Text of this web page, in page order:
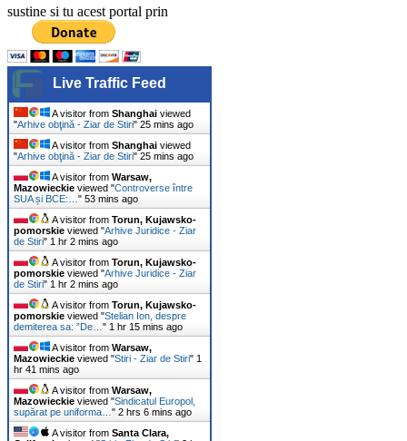
sustine si tu acest portal prin
Live Traffic Feed
A visitor from Shanghai viewed
"Arhive obţină - Ziar de Stiri" 25 mins ago
A visitor from Shanghai viewed
"Arhive obţină - Ziar de Stiri" 25 mins ago
A visitor from Warsaw,
Mazowieckie viewed "Controverse între
SUA și BCE:…" 53 mins ago
A visitor from Torun, Kujawsko-
pomorskie viewed "Arhive Juridice - Ziar
de Stiri" 1 hr 2 mins ago
A visitor from Torun, Kujawsko-
pomorskie viewed "Arhive Juridice - Ziar
de Stiri" 1 hr 2 mins ago
A visitor from Torun, Kujawsko-
pomorskie viewed "Stelian Ion, despre
demiterea sa: ”De…" 1 hr 15 mins ago
A visitor from Warsaw,
Mazowieckie viewed "Stiri - Ziar de Stiri" 1
hr 41 mins ago
A visitor from Warsaw,
Mazowieckie viewed "Sindicatul Europol,
supărat pe uniforma…" 2 hrs 6 mins ago
A visitor from Santa Clara,